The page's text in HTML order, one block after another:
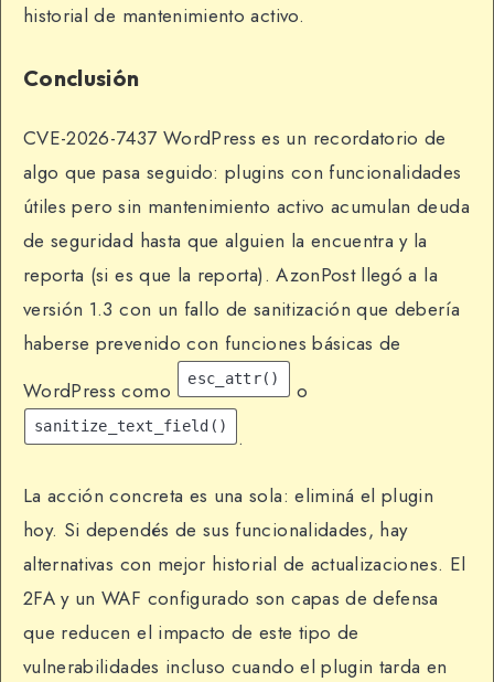
historial de mantenimiento activo.
Conclusión
CVE-2026-7437 WordPress es un recordatorio de
algo que pasa seguido: plugins con funcionalidades
útiles pero sin mantenimiento activo acumulan deuda
de seguridad hasta que alguien la encuentra y la
reporta (si es que la reporta). AzonPost llegó a la
versión 1.3 con un fallo de sanitización que debería
haberse prevenido con funciones básicas de
WordPress como
esc_attr() o
sanitize_text_field() .
La acción concreta es una sola: eliminá el plugin
hoy. Si dependés de sus funcionalidades, hay
alternativas con mejor historial de actualizaciones. El
2FA y un WAF configurado son capas de defensa
que reducen el impacto de este tipo de
vulnerabilidades incluso cuando el plugin tarda en